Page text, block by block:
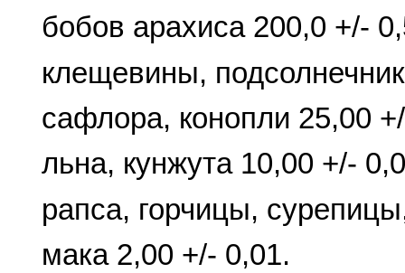
бобов арахиса 200,0 +/-
клещевины,
сафлора, конопли 25,00
льна, кунжута 10,00 +/-
рапса, горчицы,
мака 2,00 +/- 0,01.